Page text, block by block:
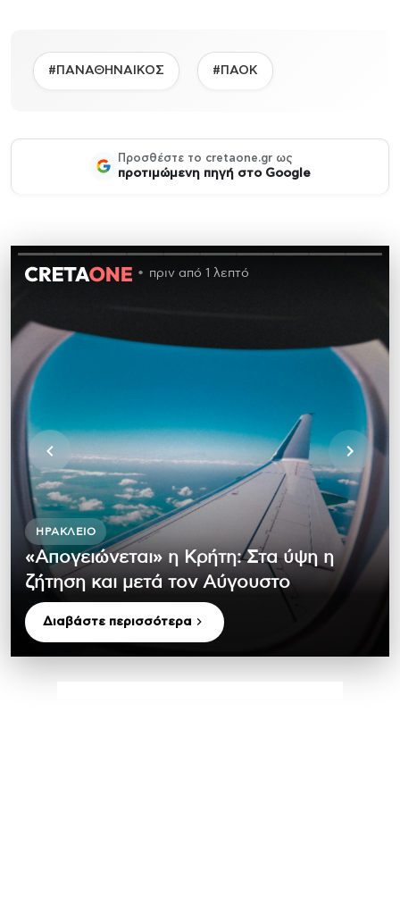
#ΠΑΝΑΘΗΝΑΙΚΟΣ #ΠΑΟΚ
Προσθέστε το cretaone.gr ως
προτιμώμενη πηγή στο Google
πριν από 1 λεπτό
ΗΡΆΚΛΕΙΟ
«Απογειώνεται» η Κρήτη: Στα ύψη η
ζήτηση και μετά τον Αύγουστο
Διαβάστε περισσότερα